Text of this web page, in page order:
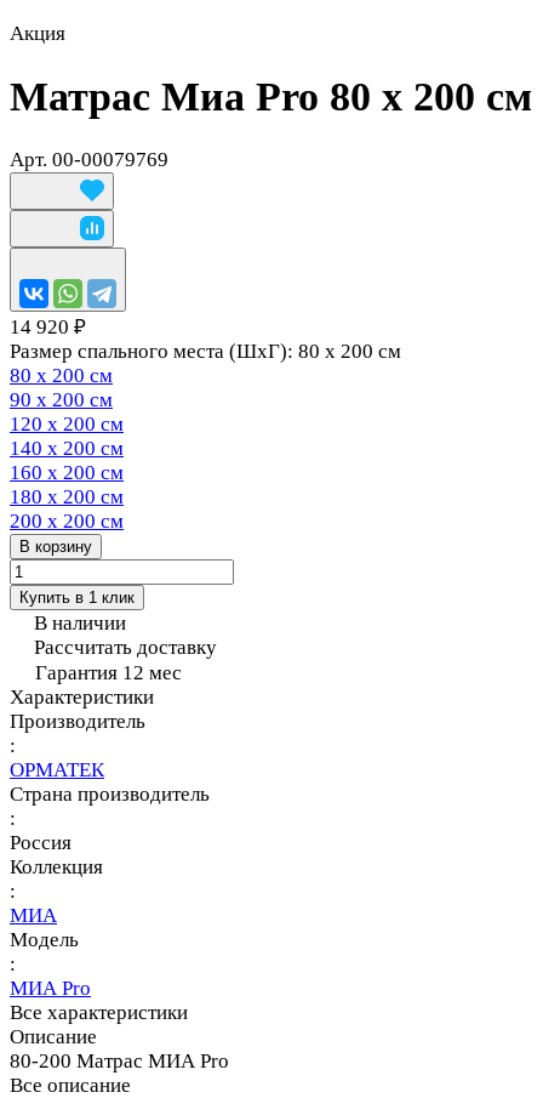
Акция
Матрас Миа Pro 80 х 200 см
Арт. 00-00079769
14 920 ₽
Размер спального места (ШхГ): 80 х 200 см
80 х 200 см
90 х 200 см
120 х 200 см
140 х 200 см
160 х 200 см
180 х 200 см
200 х 200 см
В корзину
Купить в 1 клик
В наличии
Рассчитать доставку
Гарантия 12 мес
Характеристики
Производитель
:
ОРМАТЕК
Страна производитель
:
Россия
Коллекция
:
МИА
Модель
:
МИА Pro
Все характеристики
Описание
80-200 Матрас МИА Pro
Все описание